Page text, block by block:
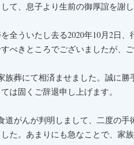
て、息子より生前の御厚誼を謝
ういたし去る2020年10月2日、
べきところでございましたが、
族葬にて相済ませました。誠に
は固くご辞退申し上げます。
道がんが判明しまして、二度の
た。あまりにも急なことで、家